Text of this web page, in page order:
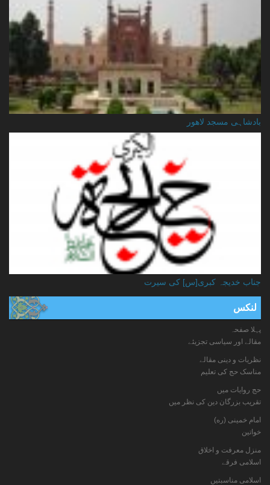
بادشاہی مسجد لاهور
جناب خدیجہ کبری[س] کی سیرت
لنکس
پہلا صفحہ
مقالے اور سیاسی تجزیئے
نظریات و دینی مقالے
مناسک حج کی تعلیم
حج روایات میں
تقریب بزرگان دین کی نظر میں
امام خمینی (ره)
خواتين
منزل معرفت و اخلاق
اسلامی فرقے
اسلامی مناسبتیں